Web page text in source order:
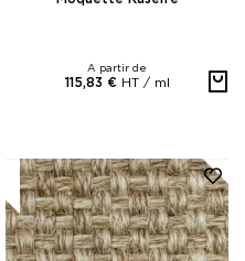
A partir de
115,83 € HT / ml